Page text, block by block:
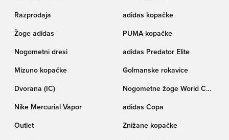
Razprodaja adidas kopačke
Žoge adidas PUMA kopačke
Nogometni dresi adidas Predator Elite
Mizuno kopačke Golmanske rokavice
Dvorana (IC)
Nogometne žoge World Cup
Nike Mercurial Vapor
adidas Copa
Outlet Znižane kopačke